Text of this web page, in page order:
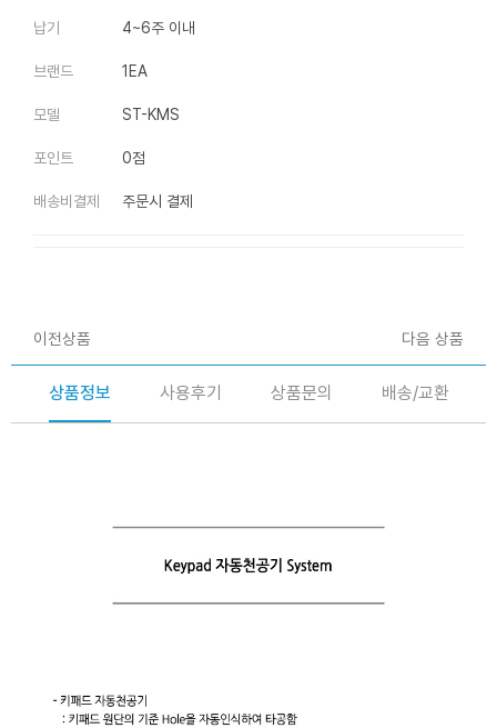
납기 4~6주 이내
브랜드 1EA
모델 ST-KMS
포인트 0점
배송비결제 주문시 결제
이전상품 다음 상품
상품정보 사용후기 상품문의 배송/교환